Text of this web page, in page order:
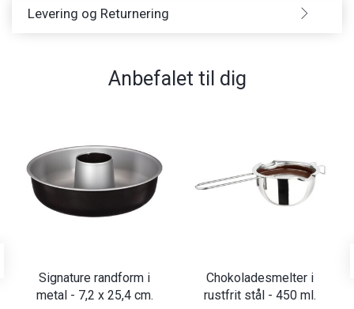
Levering og Returnering
Anbefalet til dig
Signature randform i
metal - 7,2 x 25,4 cm.
Chokoladesmelter i
rustfrit stål - 450 ml.